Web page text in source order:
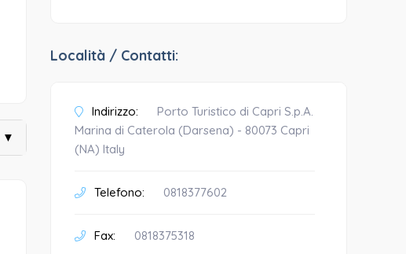
▼
Località / Contatti:
Indirizzo:
Porto Turistico di Capri S.p.A.
Marina di Caterola (Darsena) - 80073 Capri
(NA) Italy
Telefono: 0818377602
Fax: 0818375318